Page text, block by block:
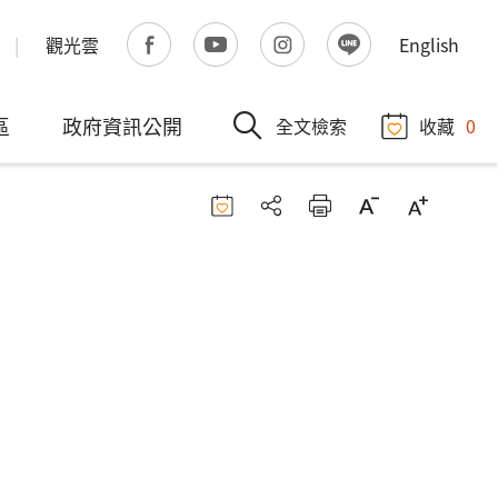
觀光雲 English
政府資訊公開 全文檢索 收藏 0